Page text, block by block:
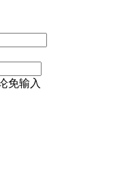
免输入